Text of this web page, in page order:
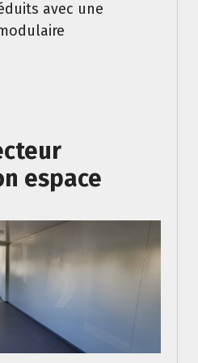
avec une
espace